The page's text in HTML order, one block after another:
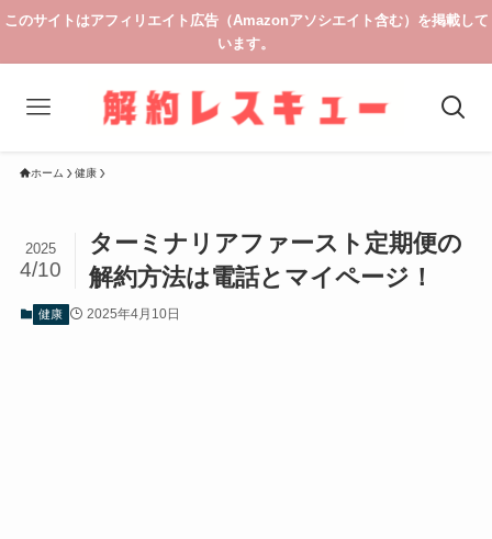
このサイトはアフィリエイト広告（Amazonアソシエイト含む）を掲載して
います。
ホーム 健康
ターミナリアファースト定期便の
解約方法は電話とマイページ！
2025
4/10
健康 2025年4月10日